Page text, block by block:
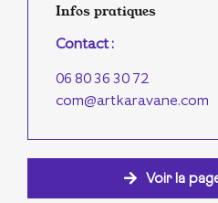
Infos pratiques
Contact :
06 80 36 30 72
com@artkaravane.com
Voir la